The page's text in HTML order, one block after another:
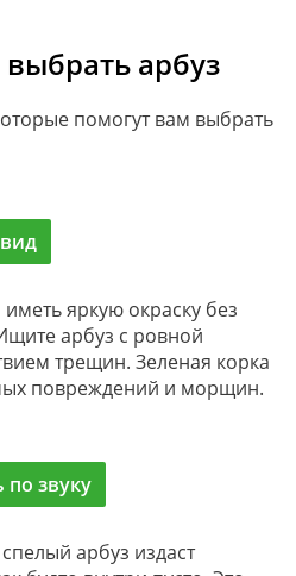
арбуз
помогут вам выбрать
яркую окраску без
арбуз с ровной
трещин. Зеленая корка
повреждений и морщин.
по звуку
арбуз издаст